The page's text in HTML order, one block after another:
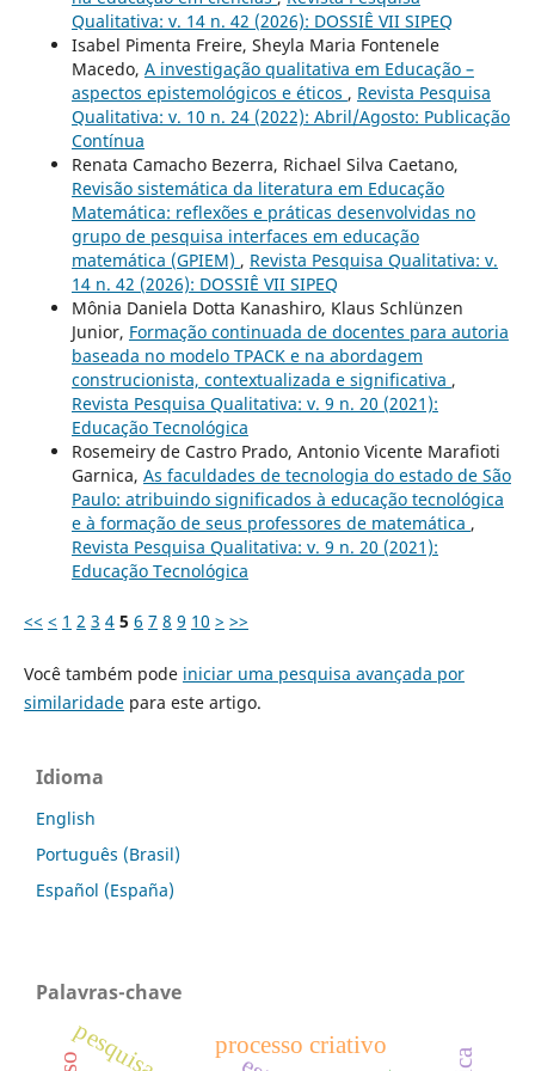
Qualitativa: v. 14 n. 42 (2026): DOSSIÊ VII SIPEQ
Isabel Pimenta Freire, Sheyla Maria Fontenele
Macedo, A investigação qualitativa em Educação –
aspectos epistemológicos e éticos , Revista Pesquisa
Qualitativa: v. 10 n. 24 (2022): Abril/Agosto: Publicação
Contínua
Renata Camacho Bezerra, Richael Silva Caetano,
Revisão sistemática da literatura em Educação
Matemática: reflexões e práticas desenvolvidas no
grupo de pesquisa interfaces em educação
matemática (GPIEM) , Revista Pesquisa Qualitativa: v.
14 n. 42 (2026): DOSSIÊ VII SIPEQ
Mônia Daniela Dotta Kanashiro, Klaus Schlünzen
Junior, Formação continuada de docentes para autoria
baseada no modelo TPACK e na abordagem
construcionista, contextualizada e significativa ,
Revista Pesquisa Qualitativa: v. 9 n. 20 (2021):
Educação Tecnológica
Rosemeiry de Castro Prado, Antonio Vicente Marafioti
Garnica, As faculdades de tecnologia do estado de São
Paulo: atribuindo significados à educação tecnológica
e à formação de seus professores de matemática ,
Revista Pesquisa Qualitativa: v. 9 n. 20 (2021):
Educação Tecnológica
<< < 1 2 3 4 5 6 7 8 9 10 > >>
Você também pode iniciar uma pesquisa avançada por
similaridadepara este artigo.
Idioma
English
Português (Brasil)
Español (España)
Palavras-chave
processo criativo